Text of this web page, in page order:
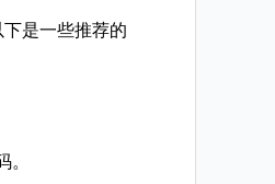
是一些推荐的
。